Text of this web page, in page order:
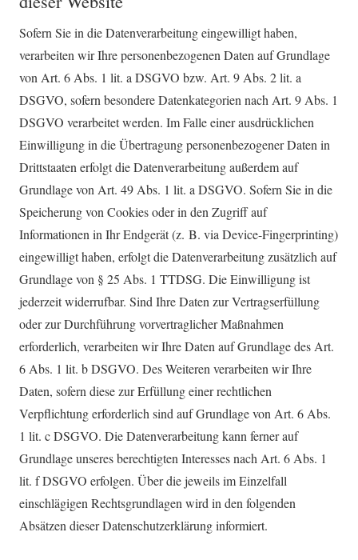
Sofern Sie in die Datenverarbeitung eingewilligt haben,
verarbeiten wir Ihre personenbezogenen Daten auf Grundlage
von Art. 6 Abs. 1 lit. a DSGVO bzw. Art. 9 Abs. 2 lit. a
DSGVO, sofern besondere Datenkategorien nach Art. 9 Abs. 1
DSGVO verarbeitet werden. Im Falle einer ausdrücklichen
Einwilligung in die Übertragung personenbezogener Daten in
Drittstaaten erfolgt die Datenverarbeitung außerdem auf
Grundlage von Art. 49 Abs. 1 lit. a DSGVO. Sofern Sie in die
Speicherung von Cookies oder in den Zugriff auf
Informationen in Ihr Endgerät (z. B. via Device-Fingerprinting)
eingewilligt haben, erfolgt die Datenverarbeitung zusätzlich auf
Grundlage von § 25 Abs. 1 TTDSG. Die Einwilligung ist
jederzeit widerrufbar. Sind Ihre Daten zur Vertragserfüllung
oder zur Durchführung vorvertraglicher Maßnahmen
erforderlich, verarbeiten wir Ihre Daten auf Grundlage des Art.
6 Abs. 1 lit. b DSGVO. Des Weiteren verarbeiten wir Ihre
Daten, sofern diese zur Erfüllung einer rechtlichen
Verpflichtung erforderlich sind auf Grundlage von Art. 6 Abs.
1 lit. c DSGVO. Die Datenverarbeitung kann ferner auf
Grundlage unseres berechtigten Interesses nach Art. 6 Abs. 1
lit. f DSGVO erfolgen. Über die jeweils im Einzelfall
einschlägigen Rechtsgrundlagen wird in den folgenden
Absätzen dieser Datenschutzerklärung informiert.